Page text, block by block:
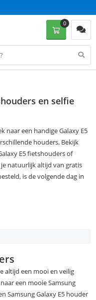
0
en selfie
naar een handige Galaxy E5
houders. Bekijk
E5 fietshouders of
je natuurlijk altijd van gratis
is de volgende dag in
altijd een mooi en veilig
een mooie Samsung
Samsung Galaxy E5 houder